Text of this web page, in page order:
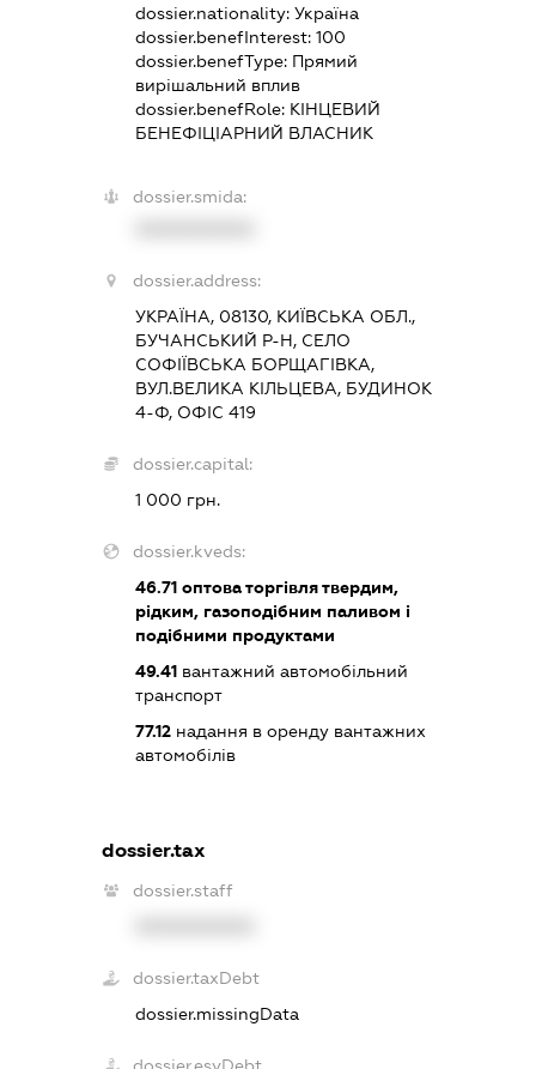
dossier.nationality:Україна
dossier.benefInterest:100
dossier.benefType: Прямий
вирішальний вплив
dossier.benefRole: КІНЦЕВИЙ
БЕНЕФІЦІАРНИЙ ВЛАСНИК
dossier.smida:
dossier.address:
УКРАЇНА, 08130, КИЇВСЬКА ОБЛ.,
БУЧАНСЬКИЙ Р-Н, СЕЛО
СОФІЇВСЬКА БОРЩАГІВКА,
ВУЛ.ВЕЛИКА КІЛЬЦЕВА, БУДИНОК
4-Ф, ОФІС 419
dossier.capital:
1 000 грн.
dossier.kveds:
46.71 оптова торгівля твердим,
рідким, газоподібним паливом і
подібними продуктами
49.41 вантажний автомобільний
транспорт
77.12 надання в оренду вантажних
автомобілів
dossier.tax
dossier.staff
dossier.taxDebt
dossier.missingData